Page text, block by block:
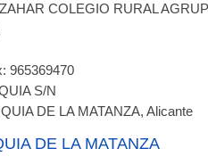
COLEGIO RURAL
965369470
S/N
DE LA MATANZA, Alicante
DE LA MATANZA